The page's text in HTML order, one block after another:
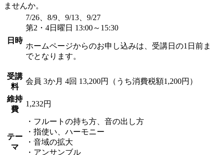
ませんか。
日時
7/26、8/9、9/13、9/27
第2・4日曜日 13:00～15:30
ホームページからのお申し込みは、受講日の1日前ま
でとなります。
受講
料
会員 3か月 4回 13,200円（うち消費税額1,200円）
維持
費
1,232円
テー
マ
・フルートの持ち方、音の出し方
・指使い、ハーモニー
・音域の拡大
・アンサンブル